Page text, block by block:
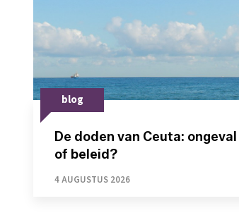
blog
De doden van Ceuta: ongeval
of beleid?
4 AUGUSTUS 2026